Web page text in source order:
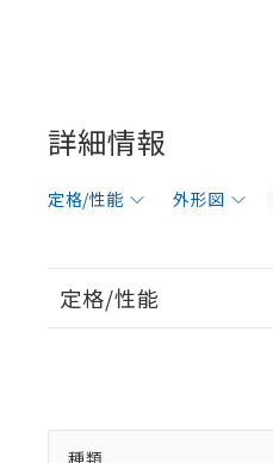
詳細情報
定格/性能 外形図
定格/性能
種類